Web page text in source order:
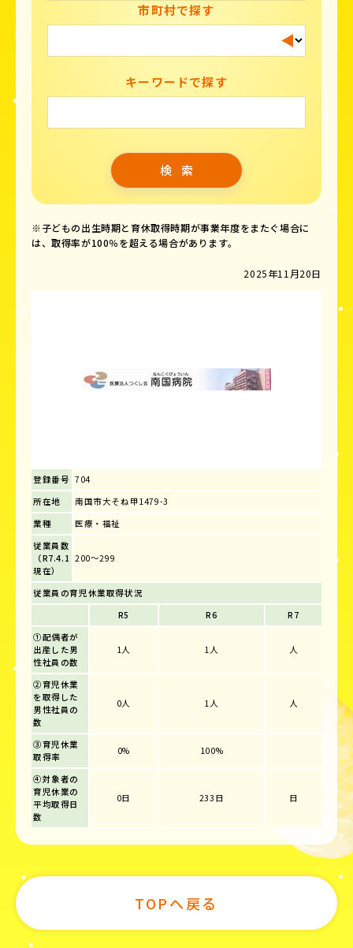
市町村で探す
キーワードで探す
※子どもの出生時期と育休取得時期が事業年度をまたぐ場合に
は、取得率が100％を超える場合があります。
2025年11月20日
登録番号 704
所在地
南国市大そね甲1479-3
業種
医療・福祉
従業員数
（R7.4.1
現在）
200～299
従業員の育児休業取得状況
R5
R6
R7
①配偶者が
出産した男
性社員の数
1人 1人 人
②育児休業
を取得した
男性社員の
数
0人 1人 人
③育児休業
取得率
0% 100%
④対象者の
育児休業の
平均取得日
数
0日 233日 日
TOPへ戻る